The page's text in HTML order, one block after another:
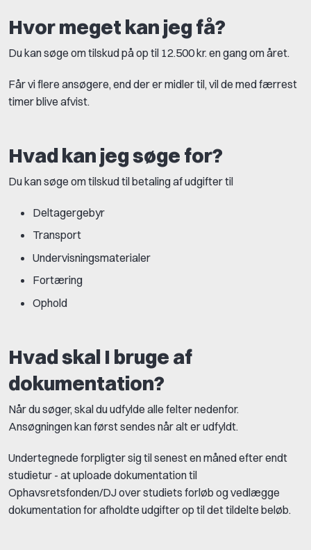
Hvor meget kan jeg få?
Du kan søge om tilskud på op til 12.500 kr. en gang om året.
Får vi flere ansøgere, end der er midler til, vil de med færrest
timer blive afvist.
Hvad kan jeg søge for?
Du kan søge om tilskud til betaling af udgifter til
Deltagergebyr
Transport
Undervisningsmaterialer
Fortæring
Ophold
Hvad skal I bruge af
dokumentation?
Når du søger, skal du udfylde alle felter nedenfor.
Ansøgningen kan først sendes når alt er udfyldt.
Undertegnede forpligter sig til senest en måned efter endt
studietur - at uploade dokumentation til
Ophavsretsfonden/DJ over studiets forløb og vedlægge
dokumentation for afholdte udgifter op til det tildelte beløb.